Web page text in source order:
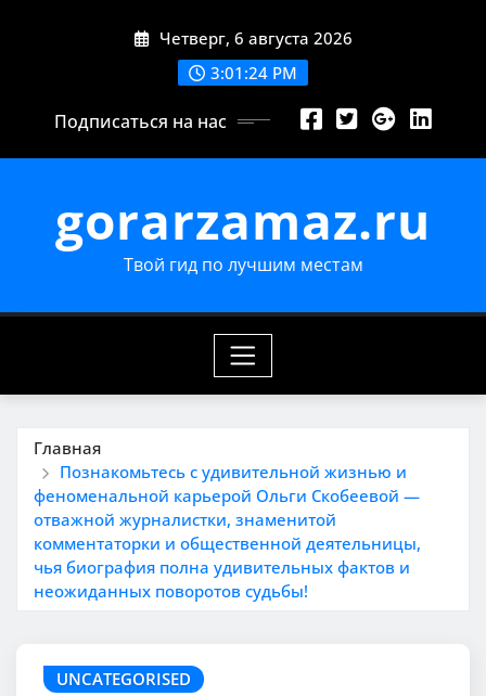
Четверг, 6 августа 2026
3:01:25 PM
Подписаться на нас
gorarzamaz.ru
Твой гид по лучшим местам
Главная
Познакомьтесь с удивительной жизнью и
феноменальной карьерой Ольги Скобеевой —
отважной журналистки, знаменитой
комментаторки и общественной деятельницы,
чья биография полна удивительных фактов и
неожиданных поворотов судьбы!
UNCATEGORISED